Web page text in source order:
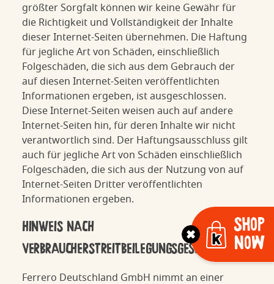
größter Sorgfalt können wir keine Gewähr für
die Richtigkeit und Vollständigkeit der Inhalte
dieser Internet-Seiten übernehmen. Die Haftung
für jegliche Art von Schäden, einschließlich
Folgeschäden, die sich aus dem Gebrauch der
auf diesen Internet-Seiten veröffentlichten
Informationen ergeben, ist ausgeschlossen.
Diese Internet-Seiten weisen auch auf andere
Internet-Seiten hin, für deren Inhalte wir nicht
verantwortlich sind. Der Haftungsausschluss gilt
auch für jegliche Art von Schäden einschließlich
Folgeschäden, die sich aus der Nutzung von auf
Internet-Seiten Dritter veröffentlichten
Informationen ergeben.
HINWEIS NACH
VERBRAUCHERSTREITBEILEGUNGSGESETZ
Ferrero Deutschland GmbH nimmt an einer
Shop
Now